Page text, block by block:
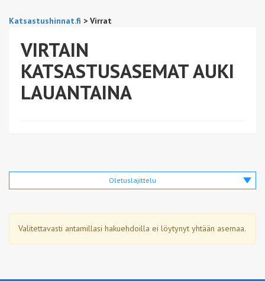
Katsastushinnat.fi > Virrat
VIRTAIN
KATSASTUSASEMAT AUKI
LAUANTAINA
Oletuslajittelu
Valitettavasti antamillasi hakuehdoilla ei löytynyt yhtään asemaa.